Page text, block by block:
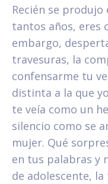
Recién se
tantos años, eres
embargo,
travesuras, la
confensarme tu
distinta a la que
te veía como un
silencio como se
mujer. Qué
en tus palabras y
de adolescente,